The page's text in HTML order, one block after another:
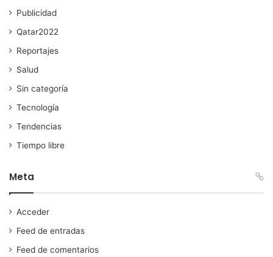
Publicidad
Qatar2022
Reportajes
Salud
Sin categoría
Tecnología
Tendencias
Tiempo libre
Meta
Acceder
Feed de entradas
Feed de comentarios